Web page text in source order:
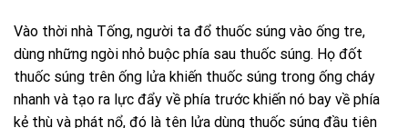
Vào thời nhà Tống, người ta đổ thuốc súng vào ống tre,
dùng những ngòi nhỏ buộc phía sau thuốc súng. Họ đốt
thuốc súng trên ống lửa khiến thuốc súng trong ống cháy
nhanh và tạo ra lực đẩy về phía trước khiến nó bay về phía
kẻ thù và phát nổ, đó là tên lửa dùng thuốc súng đầu tiên